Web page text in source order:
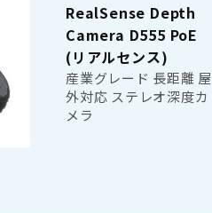
RealSense Depth
Camera D555 PoE
(リアルセンス)
産業グレード 長距離 屋
外対応 ステレオ深度カ
メラ